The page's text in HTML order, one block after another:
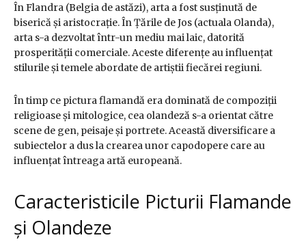
În Flandra (Belgia de astăzi), arta a fost susținută de
biserică și aristocrație. În Țările de Jos (actuala Olanda),
arta s-a dezvoltat într-un mediu mai laic, datorită
prosperității comerciale. Aceste diferențe au influențat
stilurile și temele abordate de artiștii fiecărei regiuni.
În timp ce pictura flamandă era dominată de compoziții
religioase și mitologice, cea olandeză s-a orientat către
scene de gen, peisaje și portrete. Această diversificare a
subiectelor a dus la crearea unor capodopere care au
influențat întreaga artă europeană.
Caracteristicile Picturii Flamande
și Olandeze